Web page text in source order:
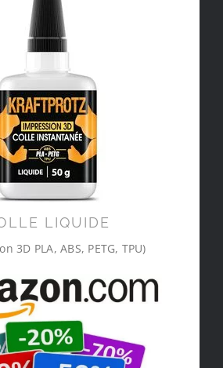
LIQUIDE
3D PLA, ABS, PETG, TPU)